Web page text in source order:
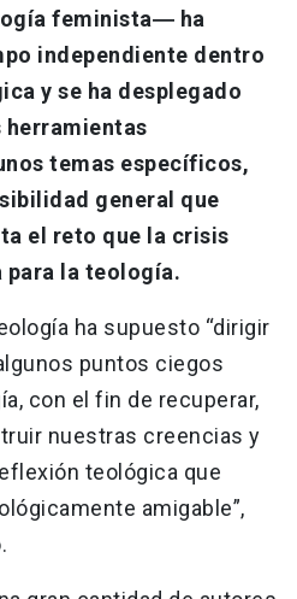
feminista― ha
independiente dentro
y se ha desplegado
herramientas
temas específicos,
general que
el reto que la crisis
para la teología.
ha supuesto “dirigir
puntos ciegos
con el fin de recuperar,
nuestras creencias y
teológica que
amigable”,